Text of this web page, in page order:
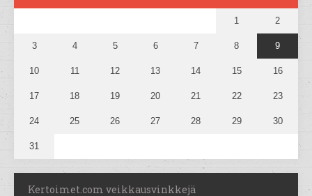
1 2
3 4 5 6 7 8 9
10 11 12 13 14 15 16
17 18 19 20 21 22 23
24 25 26 27 28 29 30
31
Kertoimet.com veikkausvinkkejä